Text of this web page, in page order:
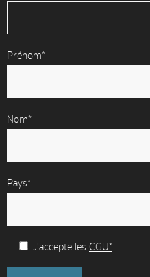
Prénom*
Nom*
Pays*
J'accepte les CGU*